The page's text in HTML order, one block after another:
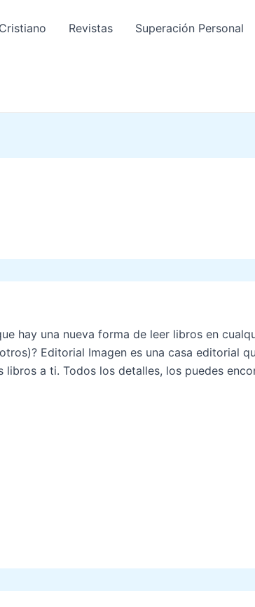
Revistas Superación Personal
hay una nueva forma de leer libros en
Editorial Imagen es una casa editorial
a ti. Todos los detalles, los puedes